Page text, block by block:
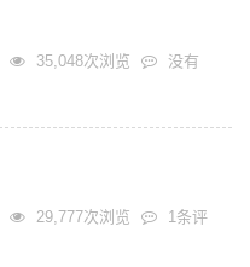
品
35,048次浏览
没有
29,777次浏览
1条评